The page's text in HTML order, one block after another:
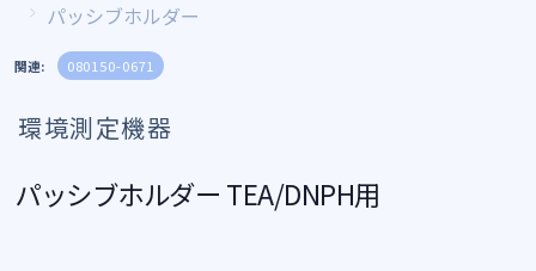
パッシブホルダー
関連: 080150-0671
環境測定機器
パッシブホルダー TEA/DNPH用